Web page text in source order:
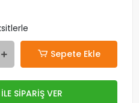
Sepete Ekle
SİPARİŞ VER